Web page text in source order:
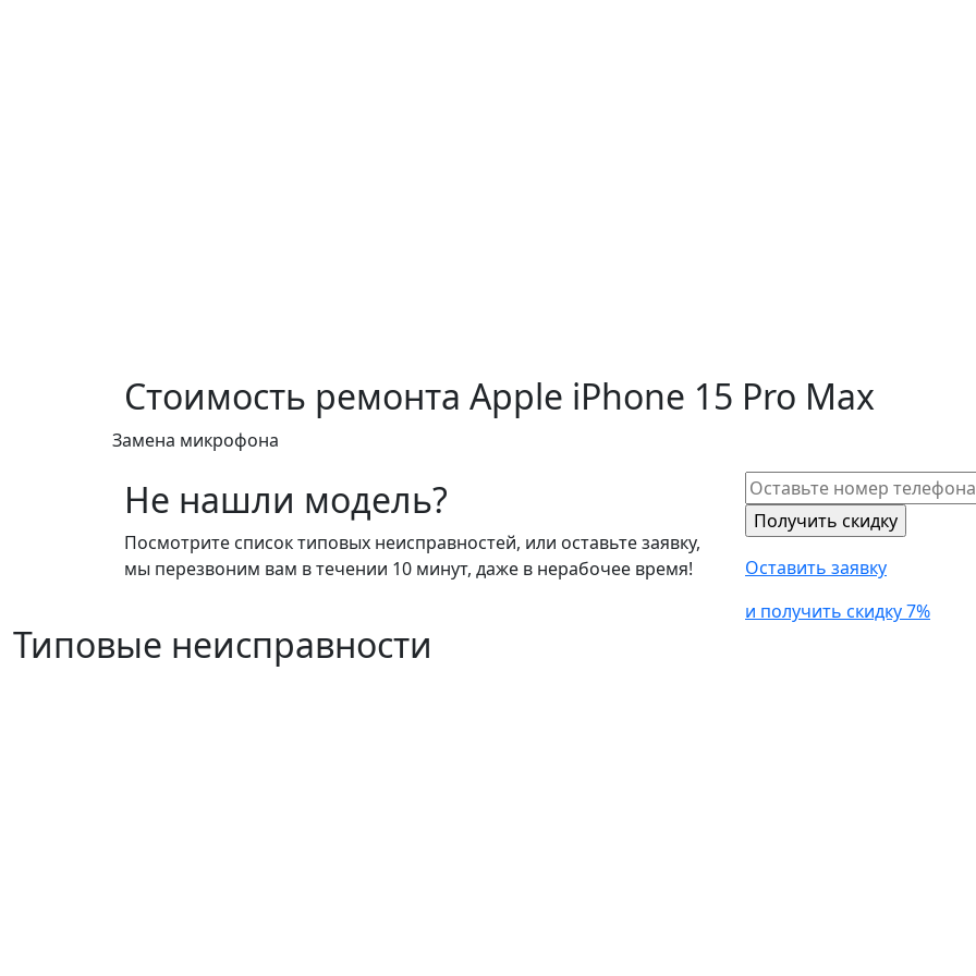
Стоимость ремонта Apple iPhone 15 Pro Max
Замена микрофона
Не нашли модель?
Посмотрите список типовых неисправностей, или оставьте заявку,
мы перезвоним вам в течении 10 минут, даже в нерабочее время!
Оставить заявку
и получить скидку 7%
Типовые неисправности